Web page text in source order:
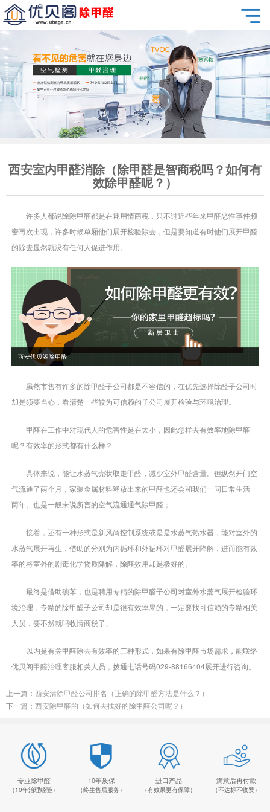
西安室内甲醛消除（除甲醛是智商税吗？如何有
效除甲醛呢？）
许多人都说除除甲醛都是在耗用情商税，只不过近些年来甲醛恶性事件频
密再次出现，许多时候单厢他们展开检验除去，但是要知道有时他们展开甲醛
的除去显然就没有任何人促进作用。
虽然市售有许多的除甲醛子公司都是不容信的，在优先选择除醛子公司时
却是须要当心，看清楚一些较为可信赖的子公司展开检验与环境治理。
甲醛在工作中对现代人的危害性是在太小，因此怎样去有效率地除甲醛
呢？有效率的形式都有什么样？
具体来说，能让水蒸气壳状取走甲醛，减少室外甲醛含量。但纵然开门空
气流通了两个月，家装金属材料释放出来的甲醛也还会和我们一同日常生活一
两年。也是一般来说所言的空气流通通气除甲醛；
接着，还有一种形式是新风尚控制系统或是是水蒸气热水器，能对室外的
水蒸气展开再生，借助的分别为内循环和外循环对甲醛展开降解，进而能有效
率的将室外的剧毒化学物质降解，除醛效用却是极好的。
最终是借助碘苯，也是聘用专精的除甲醛子公司对室外水蒸气展开检验环
境治理，专精的除甲醛子公司却是很有效率果的，一定要找可信赖的专精相关
人员，要不然就吗收情商税了、
以内是有关甲醛除去有效率的三种形式，如果有除甲醛市场需求，能联络
优贝阁甲醛治理客服相关人员，拨通电话号码029-88166404展开进行咨询。
上一篇： 西安清除甲醛公司排名（正确的除甲醛方法是什么？）
下一篇： 西安除甲醛的（如何去找好的除甲醛公司呢？）
专业除甲醛
（10年治理经验）
10年质保
（终生售后服务）
进口产品
（有效果更有保障）
满意后再付款
（不达标不收费）